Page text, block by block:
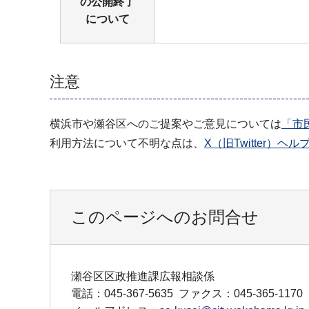
について
注意
横浜市や瀬谷区へのご提案やご意見については 「
利用方法について不明な点は、 X（旧Twitter）ヘル
このページへのお問合せ
瀬谷区区政推進課広報相談係
電話：045-367-5635 ファクス：045-365-1170